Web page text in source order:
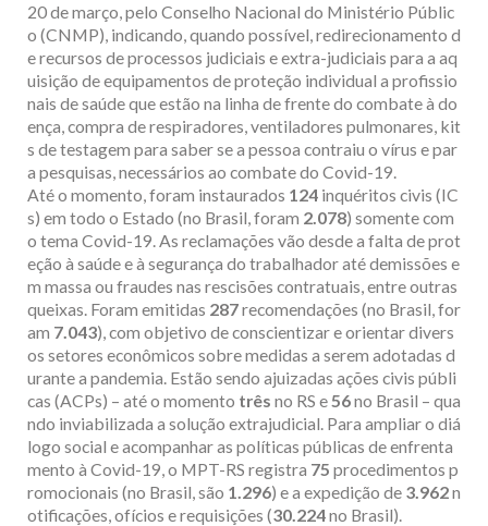
20 de março, pelo Conselho Nacional do Ministério Públic
o (CNMP), indicando, quando possível, redirecionamento d
e recursos de processos judiciais e extra-judiciais para a aq
uisição de equipamentos de proteção individual a profissio
nais de saúde que estão na linha de frente do combate à do
ença, compra de respiradores, ventiladores pulmonares, kit
s de testagem para saber se a pessoa contraiu o vírus e par
a pesquisas, necessários ao combate do Covid-19.
Até o momento, foram instaurados 124 inquéritos civis (IC
s) em todo o Estado (no Brasil, foram 2.078) somente com
o tema Covid-19. As reclamações vão desde a falta de prot
eção à saúde e à segurança do trabalhador até demissões e
m massa ou fraudes nas rescisões contratuais, entre outras
queixas. Foram emitidas 287recomendações (no Brasil, for
am 7.043), com objetivo de conscientizar e orientar divers
os setores econômicos sobre medidas a serem adotadas d
urante a pandemia. Estão sendo ajuizadas ações civis públi
cas (ACPs) – até o momento três no RS e 56no Brasil – qua
ndo inviabilizada a solução extrajudicial. Para ampliar o diá
logo social e acompanhar as políticas públicas de enfrenta
mento à Covid-19, o MPT-RS registra 75 procedimentos p
romocionais (no Brasil, são 1.296) e a expedição de 3.962n
otificações, ofícios e requisições (30.224no Brasil).